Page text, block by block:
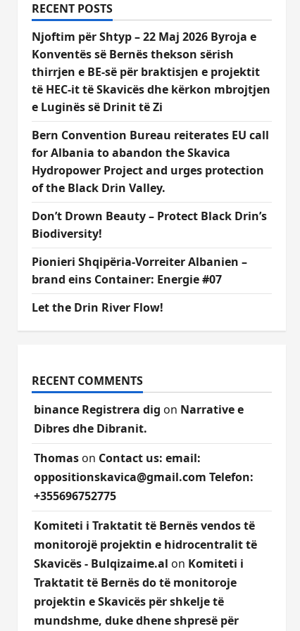
RECENT POSTS
Njoftim për Shtyp – 22 Maj 2026 Byroja e
Konventës së Bernës thekson sërish
thirrjen e BE-së për braktisjen e projektit
të HEC-it të Skavicës dhe kërkon mbrojtjen
e Luginës së Drinit të Zi
Bern Convention Bureau reiterates EU call
for Albania to abandon the Skavica
Hydropower Project and urges protection
of the Black Drin Valley.
Don’t Drown Beauty – Protect Black Drin’s
Biodiversity!
Pionieri Shqipëria-Vorreiter Albanien –
brand eins Container: Energie #07
Let the Drin River Flow!
RECENT COMMENTS
binance Registrera dig on Narrative e
Dibres dhe Dibranit.
Thomason Contact us: email:
oppositionskavica@gmail.com Telefon:
+355696752775
Komiteti i Traktatit të Bernës vendos të
monitorojë projektin e hidrocentralit të
Skavicës - Bulqizaime.al on Komiteti i
Traktatit të Bernës do të monitoroje
projektin e Skavicës për shkelje të
mundshme, duke dhene shpresë për